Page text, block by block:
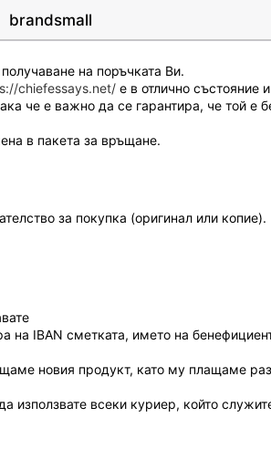
brandsmall
на поръчката Ви.
chiefessays.net/ е в отлично състояние
че е важно да се гарантира, че той е
в пакета за връщане.
за покупка (оригинал или копие).
на IBAN сметката, името на
новия продукт, като му плащаме
използвате всеки куриер, който